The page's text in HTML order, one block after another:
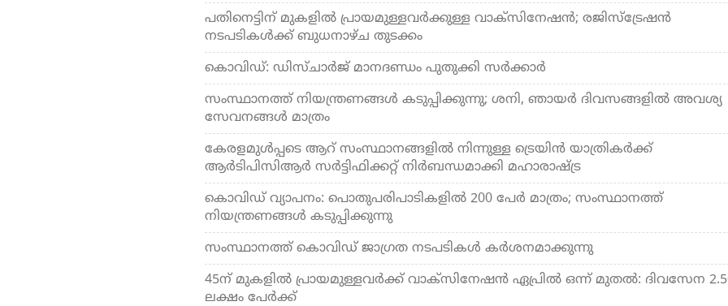
പതിനെട്ടിന് മുകളില്‍ പ്രായമുള്ളവര്‍ക്കുള്ള വാക്സിനേഷന്‍; രജിസ്ട്രേഷന്‍
നടപടികള്‍ക്ക് ബുധനാഴ്ച തുടക്കം
കൊവിഡ്: ഡിസ്ചാര്‍ജ് മാനദണ്ഡം പുതുക്കി സര്‍ക്കാര്‍
സംസ്ഥാനത്ത് നിയന്ത്രണങ്ങള്‍ കടുപ്പിക്കുന്നു; ശനി, ഞായര്‍ ദിവസങ്ങളില്‍ അവശ്യ
സേവനങ്ങള്‍ മാത്രം
കേരളമുള്‍പ്പടെ ആറ് സംസ്ഥാനങ്ങളില്‍ നിന്നുള്ള ട്രെയിന്‍ യാത്രികര്‍ക്ക്
ആര്‍ടിപിസിആര്‍ സര്‍ട്ടിഫിക്കറ്റ് നിര്‍ബന്ധമാക്കി മഹാരാഷ്ട്ര
കൊവിഡ് വ്യാപനം: പൊതുപരിപാടികളില്‍ 200 പേര്‍ മാത്രം; സംസ്ഥാനത്ത്
നിയന്ത്രണങ്ങള്‍ കടുപ്പിക്കുന്നു
സംസ്ഥാനത്ത് കൊവിഡ് ജാഗ്രത നടപടികള്‍ കര്‍ശനമാക്കുന്നു
45ന് മുകളില്‍ പ്രായമുള്ളവര്‍ക്ക് വാക്‌സിനേഷന്‍ ഏപ്രില്‍ ഒന്ന് മുതല്‍: ദിവസേന
ലക്ഷം പേര്‍ക്ക്